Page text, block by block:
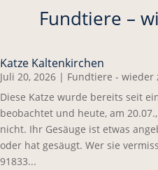
Fundtiere –
Katze Kaltenkirchen
Juli 20, 2026 | Fundtiere - wieder
Diese Katze wurde bereits seit
beobachtet und heute, am
nicht. Ihr Gesäuge ist etwas
oder hat gesäugt. Wer sie
91833...